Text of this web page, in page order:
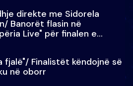
direkte me Sidorela
Banorët flasin në
Live" për finalen e
fjalë"/ Finalistët këndojnë së
në oborr